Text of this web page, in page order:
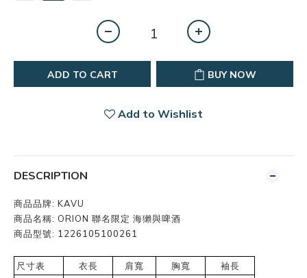
ADD TO CART BUY NOW
Add to Wishlist
DESCRIPTION
商品品牌: KAVU
商品名稱: ORION 聯名限定 海獺與啤酒
商品型號: 1226105100261
尺寸表 衣長 肩寬 胸寬
袖長